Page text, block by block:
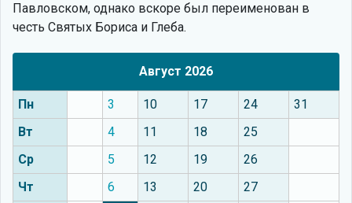
Павловском, однако вскоре был переименован в
честь Святых Бориса и Глеба.
Август 2026
Пн 3 10 17 24
31
Вт
4 11 18
25
Ср
5 12 19
26
Чт
6 13 20
27